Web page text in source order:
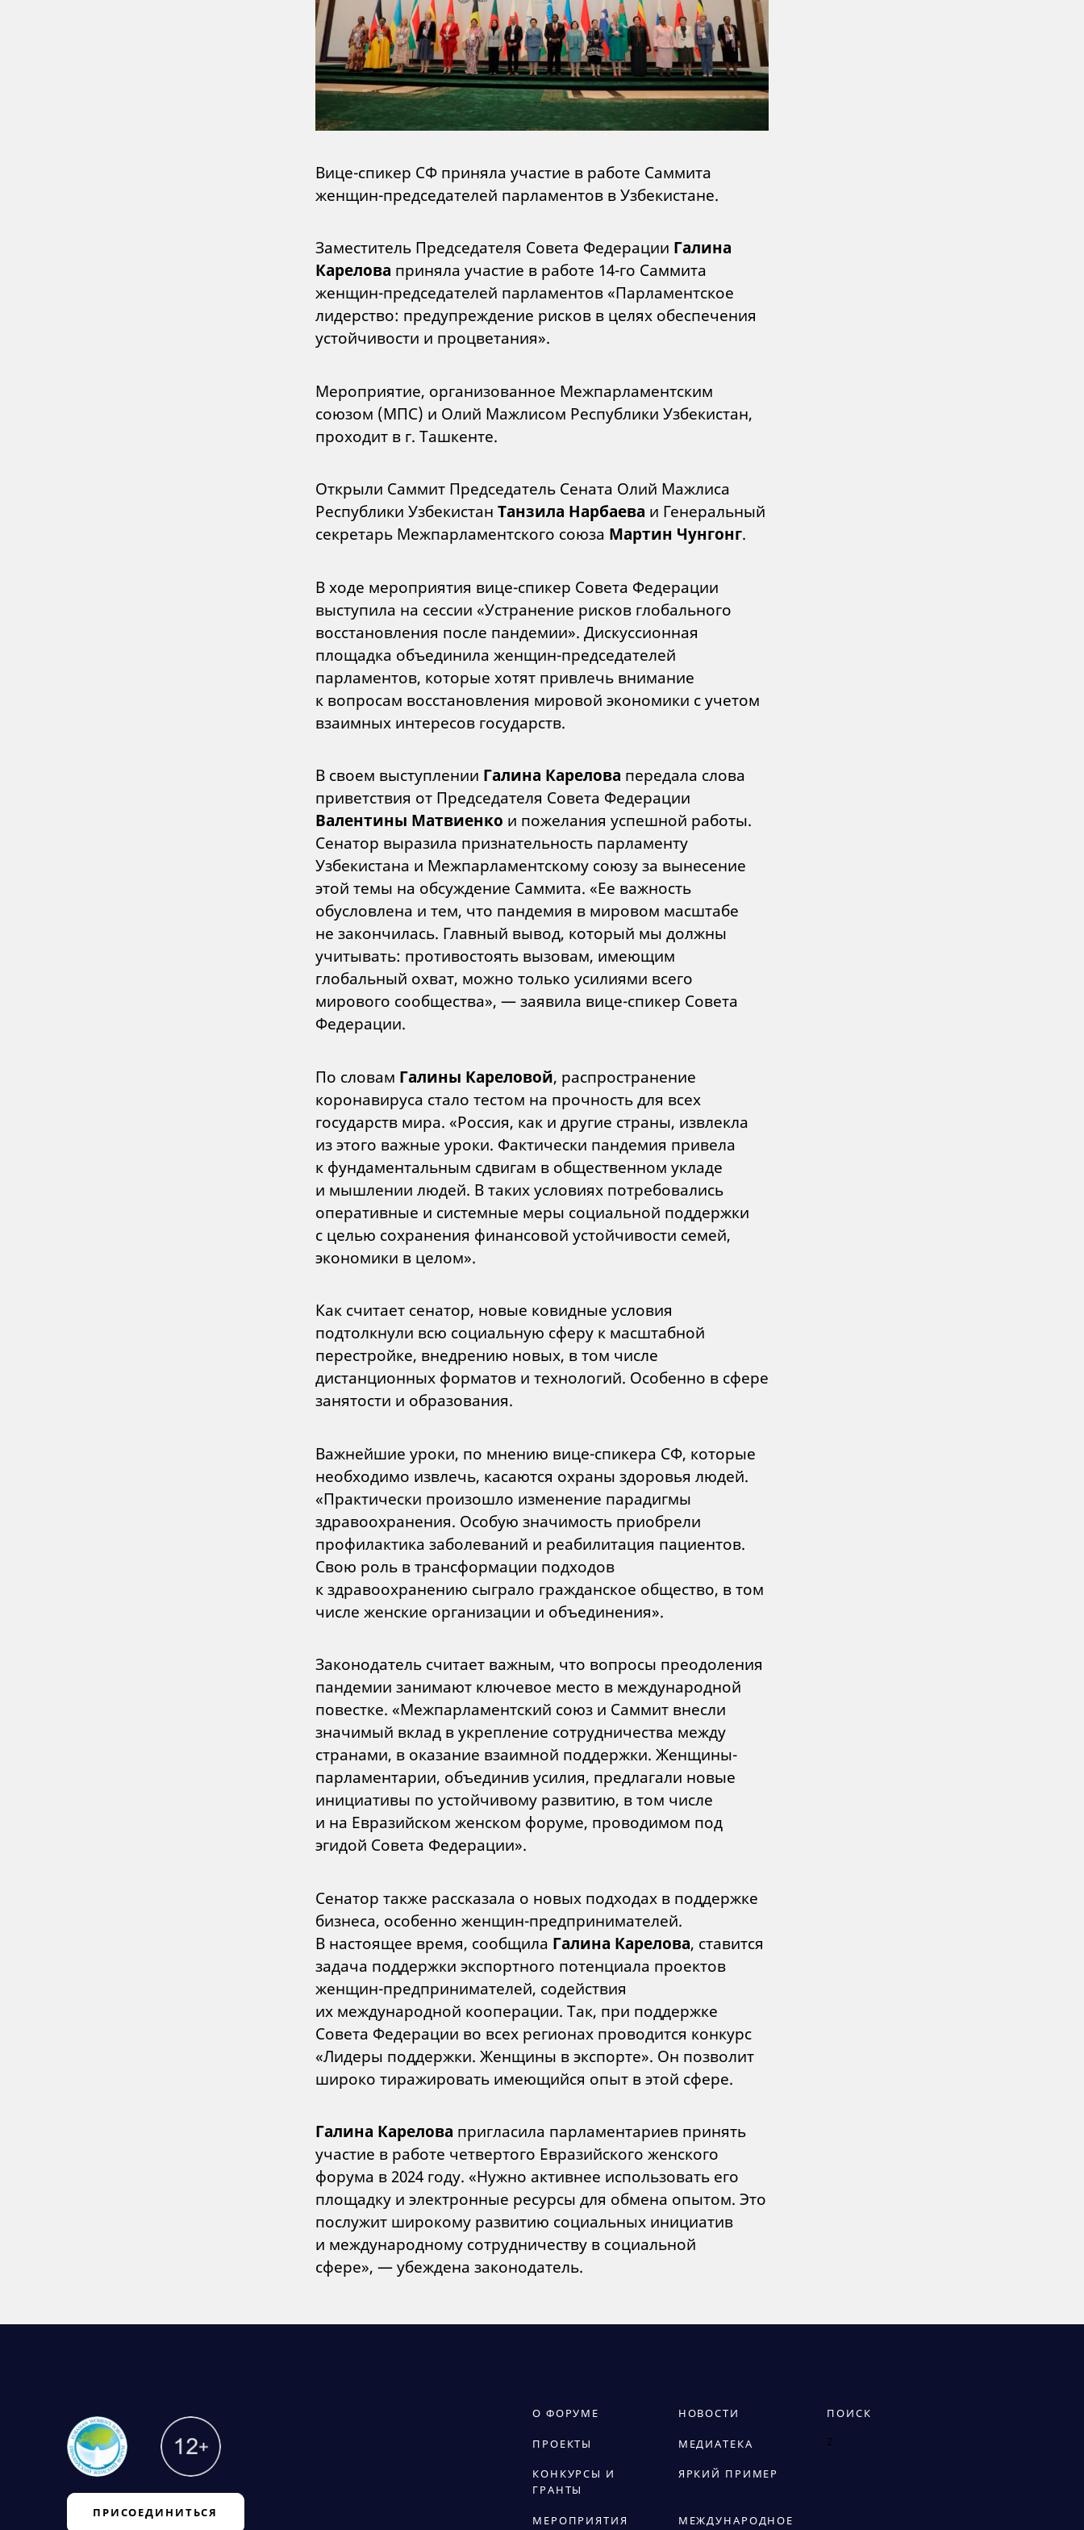
Вице-спикер СФ приняла участие в работе Саммита
женщин-председателей парламентов в Узбекистане.
Заместитель Председателя Совета Федерации Галина
Карелова приняла участие в работе 14-го Саммита
женщин-председателей парламентов «Парламентское
лидерство: предупреждение рисков в целях обеспечения
устойчивости и процветания».
Мероприятие, организованное Межпарламентским
союзом (МПС) и Олий Мажлисом Республики Узбекистан,
проходит в г. Ташкенте.
Открыли Саммит Председатель Сената Олий Мажлиса
Республики Узбекистан Танзила Нарбаева и Генеральный
секретарь Межпарламентского союза Мартин Чунгонг.
В ходе мероприятия вице-спикер Совета Федерации
выступила на сессии «Устранение рисков глобального
восстановления после пандемии». Дискуссионная
площадка объединила женщин-председателей
парламентов, которые хотят привлечь внимание
к вопросам восстановления мировой экономики с учетом
взаимных интересов государств.
В своем выступлении Галина Карелова передала слова
приветствия от Председателя Совета Федерации
Валентины Матвиенко и пожелания успешной работы.
Сенатор выразила признательность парламенту
Узбекистана и Межпарламентскому союзу за вынесение
этой темы на обсуждение Саммита. «Ее важность
обусловлена и тем, что пандемия в мировом масштабе
не закончилась. Главный вывод, который мы должны
учитывать: противостоять вызовам, имеющим
глобальный охват, можно только усилиями всего
мирового сообщества», — заявила вице-спикер Совета
Федерации.
По словам Галины Кареловой, распространение
коронавируса стало тестом на прочность для всех
государств мира. «Россия, как и другие страны, извлекла
из этого важные уроки. Фактически пандемия привела
к фундаментальным сдвигам в общественном укладе
и мышлении людей. В таких условиях потребовались
оперативные и системные меры социальной поддержки
с целью сохранения финансовой устойчивости семей,
экономики в целом».
Как считает сенатор, новые ковидные условия
подтолкнули всю социальную сферу к масштабной
перестройке, внедрению новых, в том числе
дистанционных форматов и технологий. Особенно в сфере
занятости и образования.
Важнейшие уроки, по мнению вице-спикера СФ, которые
необходимо извлечь, касаются охраны здоровья людей.
«Практически произошло изменение парадигмы
здравоохранения. Особую значимость приобрели
профилактика заболеваний и реабилитация пациентов.
Свою роль в трансформации подходов
к здравоохранению сыграло гражданское общество, в том
числе женские организации и объединения».
Законодатель считает важным, что вопросы преодоления
пандемии занимают ключевое место в международной
повестке. «Межпарламентский союз и Саммит внесли
значимый вклад в укрепление сотрудничества между
странами, в оказание взаимной поддержки. Женщины-
парламентарии, объединив усилия, предлагали новые
инициативы по устойчивому развитию, в том числе
и на Евразийском женском форуме, проводимом под
эгидой Совета Федерации».
Сенатор также рассказала о новых подходах в поддержке
бизнеса, особенно женщин-предпринимателей.
В настоящее время, сообщила Галина Карелова, ставится
задача поддержки экспортного потенциала проектов
женщин-предпринимателей, содействия
их международной кооперации. Так, при поддержке
Совета Федерации во всех регионах проводится конкурс
«Лидеры поддержки. Женщины в экспорте». Он позволит
широко тиражировать имеющийся опыт в этой сфере.
Галина Карелова пригласила парламентариев принять
участие в работе четвертого Евразийского женского
форума в 2024 году. «Нужно активнее использовать его
площадку и электронные ресурсы для обмена опытом. Это
послужит широкому развитию социальных инициатив
и международному сотрудничеству в социальной
сфере», — убеждена законодатель.
ПРИСОЕДИНИТЬСЯ
О ФОРУМЕ НОВОСТИ
ПРОЕКТЫ МЕДИАТЕКА
КОНКУРСЫ И
ГРАНТЫ
ЯРКИЙ ПРИМЕР
МЕРОПРИЯТИЯ
МЕЖДУНАРОДНОЕ
ПОИСК
2